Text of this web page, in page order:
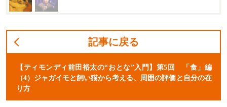
記事に戻る
【ティモンディ前田裕太の“おとな”入門】第5回 「食」編
（4）ジャガイモと飼い猫から考える、周囲の評価と自分の在
り方